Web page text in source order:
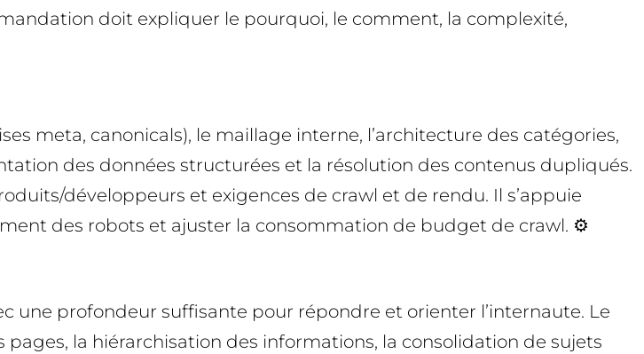
doit expliquer le pourquoi, le comment, la complexité,
meta, canonicals), le maillage interne, l’architecture des catégories,
des données structurées et la résolution des contenus dupliqués.
développeurs et exigences de crawl et de rendu. Il s’appuie
des robots et ajuster la consommation de budget de crawl. ⚙️
une profondeur suffisante pour répondre et orienter l’internaute. Le
la hiérarchisation des informations, la consolidation de sujets